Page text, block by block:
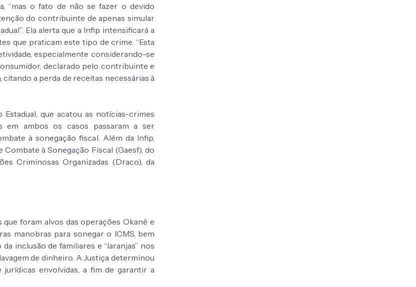
“mas o fato de não se fazer o devido
do contribuinte de apenas simular
Ela alerta que a Infip intensificará a
que praticam este tipo de crime. “Esta
especialmente considerando-se
declarado pelo contribuinte e
a perda de receitas necessárias à
que acatou as notícias-crimes
em ambos os casos passaram a ser
à sonegação fiscal. Além da Infip,
à Sonegação Fiscal (Gaesf), do
Criminosas Organizadas (Draco), da
foram alvos das operações Okanê e
manobras para sonegar o ICMS, bem
inclusão de familiares e “laranjas” nos
de dinheiro. A Justiça determinou
envolvidas, a fim de garantir a